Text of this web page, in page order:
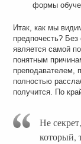
формы
Итак, как мы
предпочесть?
является самой
понятным
преподавателем,
полностью
получится. По
Не
который,